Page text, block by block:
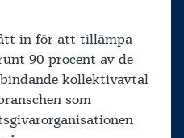
in för att tillämpa
90 procent av de
kollektivavtal
som